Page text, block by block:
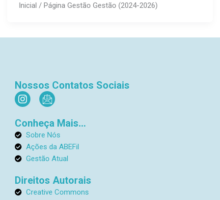
Inicial / Página Gestão Gestão (2024-2026)
Nossos Contatos Sociais
I
n
t
a
g
a
m
I
c
n
-
e
m
a
l
1
Conheça Mais...
Sobre Nós
Ações da ABEFil
Gestão Atual
Direitos Autorais
Creative Commons